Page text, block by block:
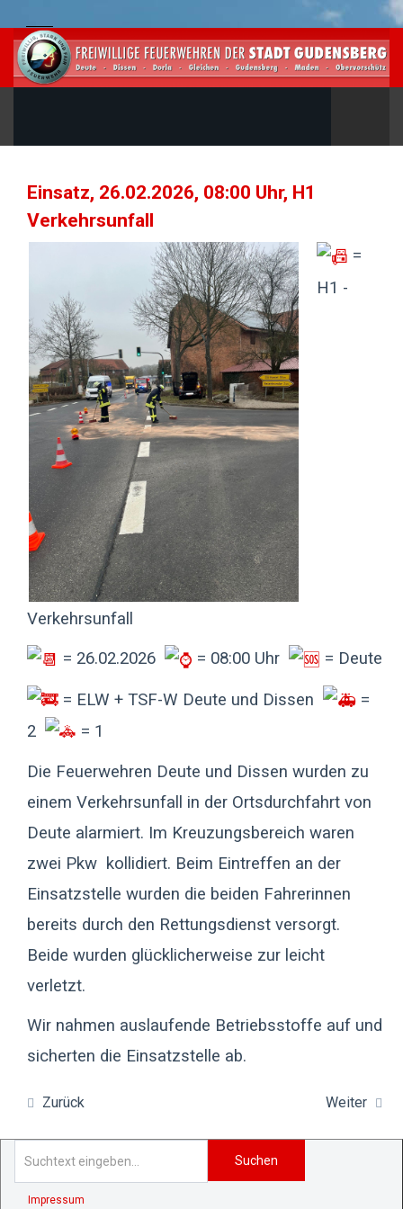
Einsatz, 26.02.2026, 08:00 Uhr, H1
Verkehrsunfall
=
H1 -
Verkehrsunfall
= 26.02.2026
= 08:00 Uhr = Deute
= ELW + TSF-W Deute und Dissen
=
2
= 1
Die Feuerwehren Deute und Dissen wurden zu
einem Verkehrsunfall in der Ortsdurchfahrt von
Deute alarmiert. Im Kreuzungsbereich waren
zwei Pkw kollidiert. Beim Eintreffen an der
Einsatzstelle wurden die beiden Fahrerinnen
bereits durch den Rettungsdienst versorgt.
Beide wurden glücklicherweise zur leicht
verletzt.
Wir nahmen auslaufende Betriebsstoffe auf und
sicherten die Einsatzstelle ab.
Zurück Weiter
Suchen
Impressum